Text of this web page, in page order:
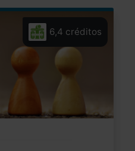
6,4 créditos